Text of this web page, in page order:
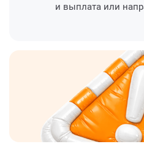
и выплата или